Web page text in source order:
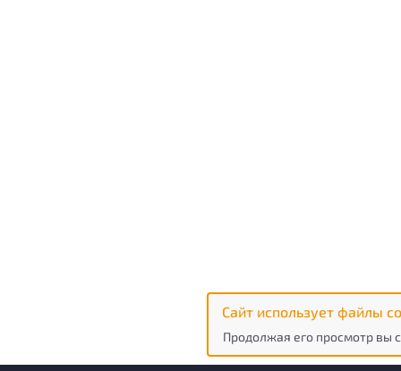
Сайт использует файлы
Продолжая его просмотр вы